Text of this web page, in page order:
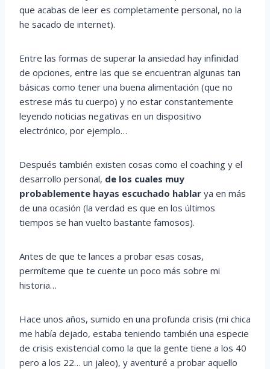
que acabas de leer es completamente personal, no la
he sacado de internet).
Entre las formas de superar la ansiedad hay infinidad
de opciones, entre las que se encuentran algunas tan
básicas como tener una buena alimentación (que no
estrese más tu cuerpo) y no estar constantemente
leyendo noticias negativas en un dispositivo
electrónico, por ejemplo…
Después también existen cosas como el coaching y el
desarrollo personal, de los cuales muy
probablemente hayas escuchado hablar ya en más
de una ocasión (la verdad es que en los últimos
tiempos se han vuelto bastante famosos).
Antes de que te lances a probar esas cosas,
permíteme que te cuente un poco más sobre mi
historia…
Hace unos años, sumido en una profunda crisis (mi chica
me había dejado, estaba teniendo también una especie
de crisis existencial como la que la gente tiene a los 40
pero a los 22… un jaleo), y aventuré a probar aquello